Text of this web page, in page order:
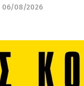
06/08/2026